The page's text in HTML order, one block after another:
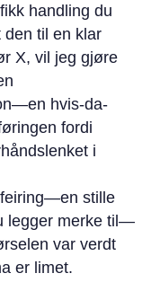
handling du
den til en klar
X, vil jeg gjøre
hvis-da-
fordi
i
stille
legger merke til—
var verdt
er limet.